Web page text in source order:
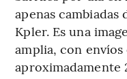
apenas
Kpler. Es una
amplia, con envíos
aproximadamente